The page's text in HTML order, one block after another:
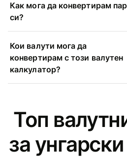
Как мога да конвертирам
си?
Кои валути мога да
конвертирам с този валутен
калкулатор?
Топ
за